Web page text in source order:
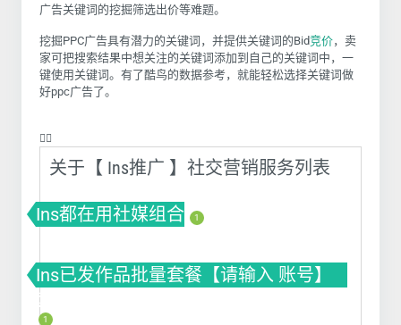
广告关键词的挖掘筛选出价等难题。
挖掘PPC广告具有潜力的关键词，并提供关键词的Bid竞价，卖
家可把搜索结果中想关注的关键词添加到自己的关键词中，一
键使用关键词。有了酷鸟的数据参考，就能轻松选择关键词做
好ppc广告了。
❤️‍🔥
关于【 Ins推广 】社交营销服务列表
Ins都在用社媒组合 1
Ins已发作品批量套餐【请输入 账号】
套餐(VIP) ins买赞 ins涨赞 ins刷赞
1